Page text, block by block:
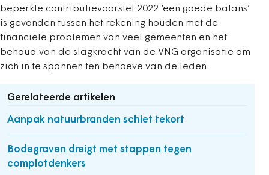
beperkte contributievoorstel 2022 ‘een goede balans’
is gevonden tussen het rekening houden met de
financiële problemen van veel gemeenten en het
behoud van de slagkracht van de VNG organisatie om
zich in te spannen ten behoeve van de leden.
Gerelateerde artikelen
Aanpak natuurbranden schiet tekort
Bodegraven dreigt met stappen tegen
complotdenkers